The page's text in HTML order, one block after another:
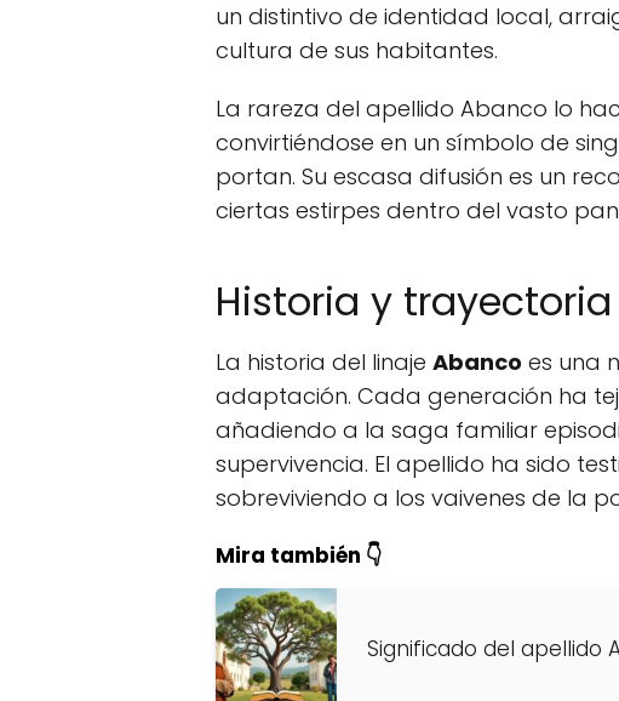
un distintivo de identidad local,
cultura de sus habitantes.
La rareza del apellido Abanco lo
convirtiéndose en un símbolo de
portan. Su escasa difusión es un
ciertas estirpes dentro del vasto
Historia y
La historia del linaje Abanco es una
adaptación. Cada generación ha
añadiendo a la saga familiar
supervivencia. El apellido ha sido
sobreviviendo a los vaivenes de la
Mira también 👇
Significado del apellido